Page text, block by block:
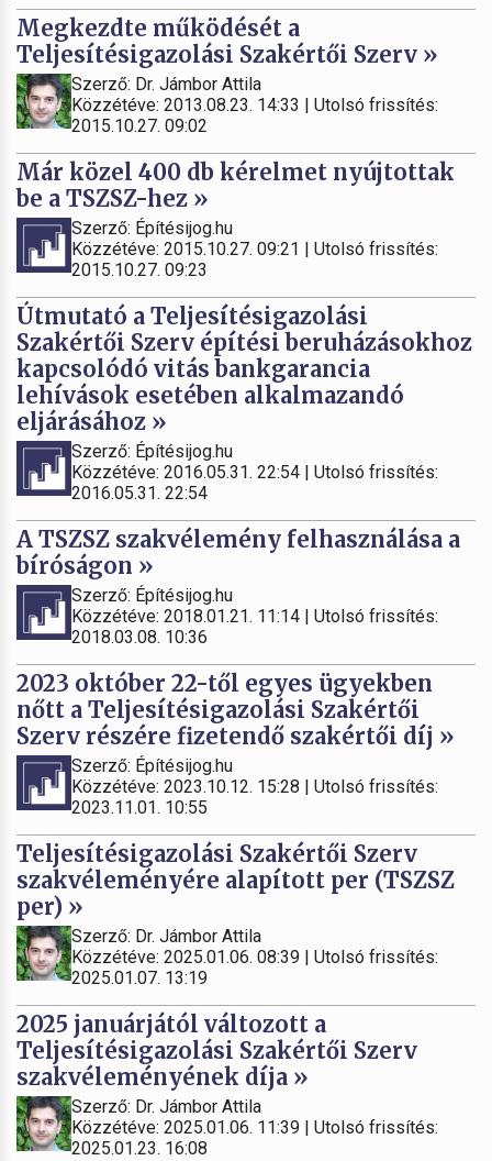
Megkezdte működését a
Teljesítésigazolási Szakértői Szerv »
Szerző: Dr. Jámbor Attila
Közzétéve: 2013.08.23. 14:33 | Utolsó frissítés:
2015.10.27. 09:02
Már közel 400 db kérelmet nyújtottak
be a TSZSZ-hez »
Szerző: Építésijog.hu
Közzétéve: 2015.10.27. 09:21 | Utolsó frissítés:
2015.10.27. 09:23
Útmutató a Teljesítésigazolási
Szakértői Szerv építési beruházásokhoz
kapcsolódó vitás bankgarancia
lehívások esetében alkalmazandó
eljárásához »
Szerző: Építésijog.hu
Közzétéve: 2016.05.31. 22:54 | Utolsó frissítés:
2016.05.31. 22:54
A TSZSZ szakvélemény felhasználása a
bíróságon »
Szerző: Építésijog.hu
Közzétéve: 2018.01.21. 11:14 | Utolsó frissítés:
2018.03.08. 10:36
2023 október 22-től egyes ügyekben
nőtt a Teljesítésigazolási Szakértői
Szerv részére fizetendő szakértői díj »
Szerző: Építésijog.hu
Közzétéve: 2023.10.12. 15:28 | Utolsó frissítés:
2023.11.01. 10:55
Teljesítésigazolási Szakértői Szerv
szakvéleményére alapított per (TSZSZ
per) »
Szerző: Dr. Jámbor Attila
Közzétéve: 2025.01.06. 08:39 | Utolsó frissítés:
2025.01.07. 13:19
2025 januárjától változott a
Teljesítésigazolási Szakértői Szerv
szakvéleményének díja »
Szerző: Dr. Jámbor Attila
Közzétéve: 2025.01.06. 11:39 | Utolsó frissítés:
2025.01.23. 16:08